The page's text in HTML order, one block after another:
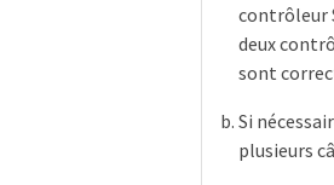
contrôleur
deux
sont
Si
plusieurs